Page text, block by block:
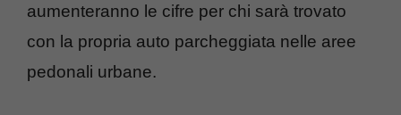
aumenteranno le cifre per chi sarà trovato
con la propria auto parcheggiata nelle aree
pedonali urbane.